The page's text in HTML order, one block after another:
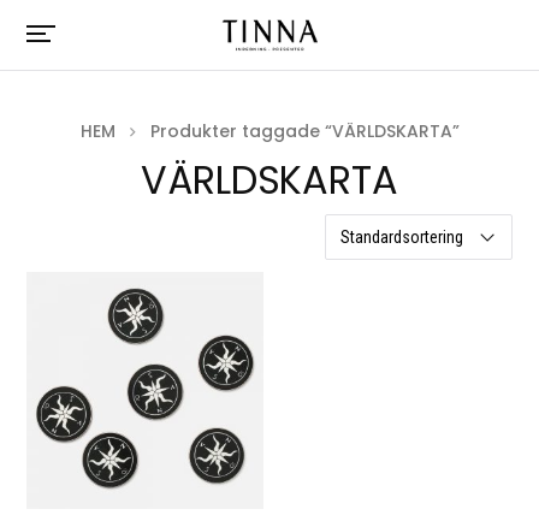
HEM Produkter taggade “VÄRLDSKARTA”
VÄRLDSKARTA